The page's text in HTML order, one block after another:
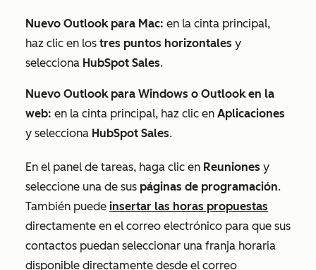
Nuevo Outlook para Mac: en la cinta principal,
haz clic en los tres puntos horizontales y
selecciona HubSpot Sales.
Nuevo Outlook para Windows o Outlook en la
web: en la cinta principal, haz clic en Aplicaciones
y selecciona HubSpot Sales.
En el panel de tareas, haga clic en Reuniones y
seleccione una de sus páginas de programación.
También puede insertar las horas propuestas
directamente en el correo electrónico para que sus
contactos puedan seleccionar una franja horaria
disponible directamente desde el correo